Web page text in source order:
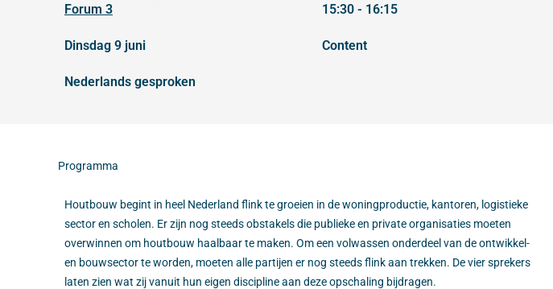
Forum 3 15:30 - 16:15
dinsdag 9 juni content
Nederlands gesproken
Programma
Houtbouw begint in heel Nederland flink te groeien in de woningproductie, kantoren, logistieke
sector en scholen. Er zijn nog steeds obstakels die publieke en private organisaties moeten
overwinnen om houtbouw haalbaar te maken. Om een volwassen onderdeel van de ontwikkel-
en bouwsector te worden, moeten alle partijen er nog steeds flink aan trekken. De vier sprekers
laten zien wat zij vanuit hun eigen discipline aan deze opschaling bijdragen.